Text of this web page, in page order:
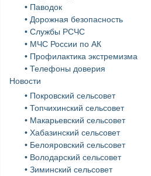
• Паводок
• Дорожная безопасность
• Службы РСЧС
• МЧС России по АК
• Профилактика экстремизма
• Телефоны доверия
Новости
• Покровский сельсовет
• Топчихинский сельсовет
• Макарьевский сельсовет
• Хабазинский сельсовет
• Белояровский сельсовет
• Володарский сельсовет
• Зиминский сельсовет